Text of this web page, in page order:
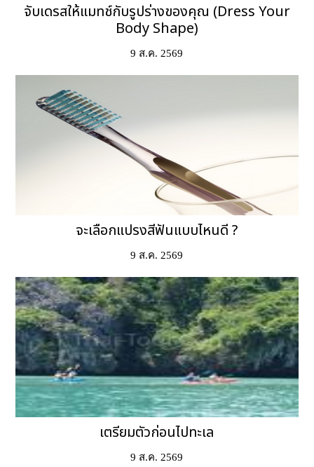
จับเดรสให้แมทช์กับรูปร่างของคุณ (Dress Your
Body Shape)
9 ส.ค. 2569
จะเลือกแปรงสีฟันแบบไหนดี ?
9 ส.ค. 2569
เตรียมตัวก่อนไปทะเล
9 ส.ค. 2569